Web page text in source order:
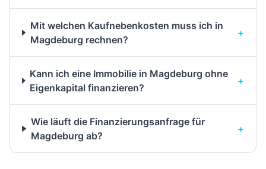
Mit welchen Kaufnebenkosten muss ich in
Magdeburg rechnen?
+
Kann ich eine Immobilie in Magdeburg ohne
Eigenkapital finanzieren?
+
Wie läuft die Finanzierungsanfrage für
Magdeburg ab?
+